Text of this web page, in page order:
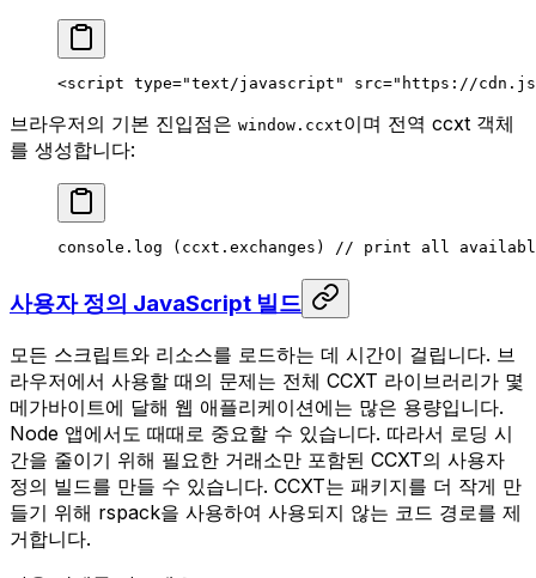
<script type="text/javascript" src="https://
브라우저의 기본 진입점은 window.ccxt이며 전역 ccxt 객체
를 생성합니다:
console. log (ccxt.exchanges) // print all available
사용자 정의 JavaScript 빌드
모든 스크립트와 리소스를 로드하는 데 시간이 걸립니다. 브
라우저에서 사용할 때의 문제는 전체 CCXT 라이브러리가 몇
메가바이트에 달해 웹 애플리케이션에는 많은 용량입니다.
Node 앱에서도 때때로 중요할 수 있습니다. 따라서 로딩 시
간을 줄이기 위해 필요한 거래소만 포함된 CCXT의 사용자
정의 빌드를 만들 수 있습니다. CCXT는 패키지를 더 작게 만
들기 위해 rspack을 사용하여 사용되지 않는 코드 경로를 제
거합니다.